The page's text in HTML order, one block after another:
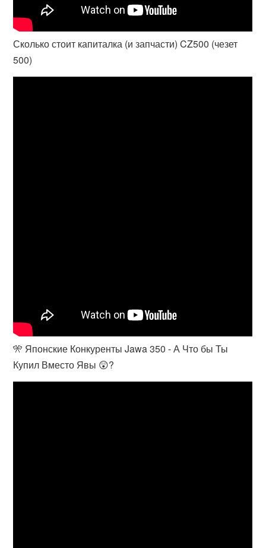
Сколько стоит капиталка (и запчасти) CZ500 (чезет
500)
🎌 Японские Конкуренты Jawa 350 - А Что бы Ты
Купил Вместо Явы 😲?